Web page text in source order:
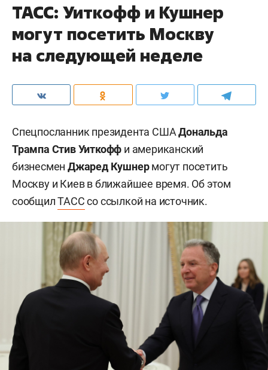
ТАСС: Уиткофф и Кушнер
могут посетить Москву
на следующей неделе
Спецпосланник президента СШАДональда
Трампа Стив Уиткофф и американский
бизнесменДжаред Кушнермогут посетить
Москву и Киев в ближайшее время. Об этом
сообщилТАССсо ссылкой на источник.